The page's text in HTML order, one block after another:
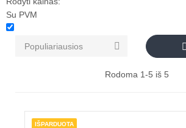
Su PVM

Populiariausios 
Rodoma 1-5 iš 5
IŠPARDUOTA